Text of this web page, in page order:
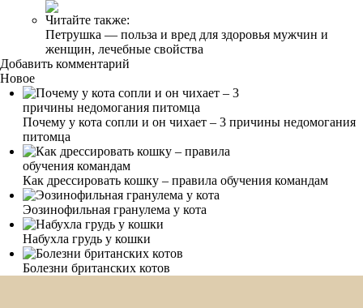
Читайте также:
Петрушка — польза и вред для здоровья мужчин и
женщин, лечебные свойства
Добавить комментарий
Новое
Почему у кота сопли и он чихает – 3 причины недомогания
питомца
Как дрессировать кошку – правила обучения командам
Эозинофильная гранулема у кота
Набухла грудь у кошки
Болезни британских котов